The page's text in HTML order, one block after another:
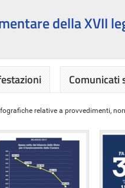
della XVII
Comunicati
relative a provvedimenti,